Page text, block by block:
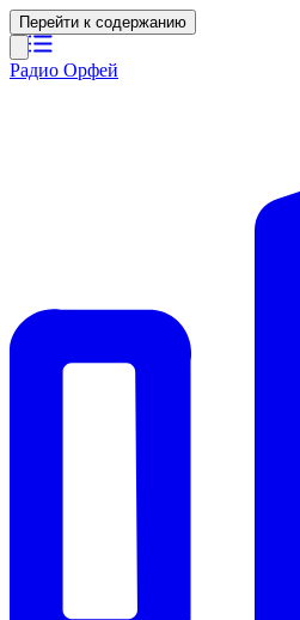
Перейти к содержанию
Радио Орфей